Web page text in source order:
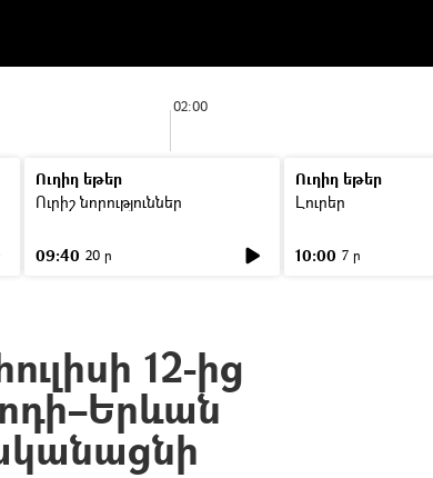
02:00
Ուղիղ եթեր
Ուրիշ նորություններ
09:40 20 ր
Ուղիղ եթեր
Լուրեր
10:00 7 ր
12-ից